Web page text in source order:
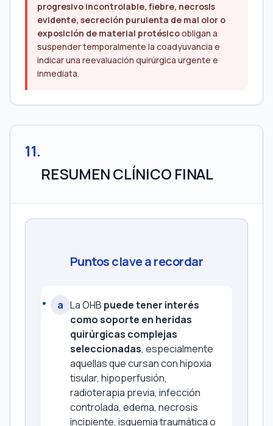
progresivo incontrolable, fiebre, necrosis
evidente, secreción purulenta de mal olor o
exposición de material protésicoobligan a
suspender temporalmente la coadyuvancia e
indicar una reevaluación quirúrgica urgente e
inmediata.
11.
RESUMEN CLÍNICO FINAL
Puntos clave a recordar
a La OHB puede tener interés
como soporte en heridas
quirúrgicas complejas
seleccionadas, especialmente
aquellas que cursan con hipoxia
tisular, hipoperfusión,
radioterapia previa, infección
controlada, edema, necrosis
incipiente, isquemia traumática o